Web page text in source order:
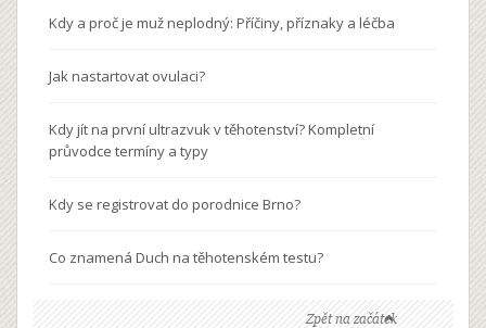
Kdy a proč je muž neplodný: Příčiny, příznaky a léčba
Jak nastartovat ovulaci?
Kdy jít na první ultrazvuk v těhotenství? Kompletní
průvodce termíny a typy
Kdy se registrovat do porodnice Brno?
Co znamená Duch na těhotenském testu?
Zpět na začátek